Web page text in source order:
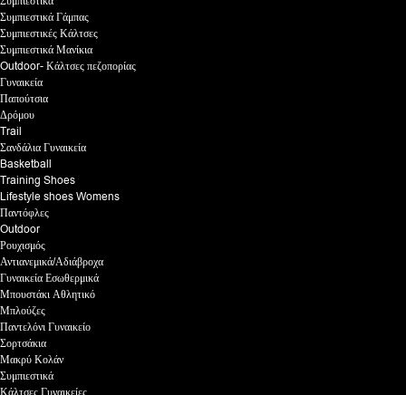
Συμπιεστικά Γάμπας
Συμπιεστικές Κάλτσες
Συμπιεστικά Μανίκια
Outdoor- Κάλτσες πεζοπορίας
Γυναικεία
Παπούτσια
Δρόμου
Trail
Σανδάλια Γυναικεία
Basketball
Training Shoes
Lifestyle shoes Womens
Παντόφλες
Outdoor
Ρουχισμός
Αντιανεμικά/Αδιάβροχα
Γυναικεία Εσωθερμικά
Μπουστάκι Αθλητικό
Μπλούζες
Παντελόνι Γυναικείο
Σορτσάκια
Μακρύ Κολάν
Συμπιεστικά
Κάλτσες Γυναικείες